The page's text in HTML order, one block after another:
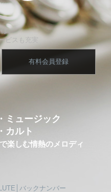
、
ビスも充実
有料会員登録
ミュージック
カルト
楽しむ情熱のメロディ
バックナンバー